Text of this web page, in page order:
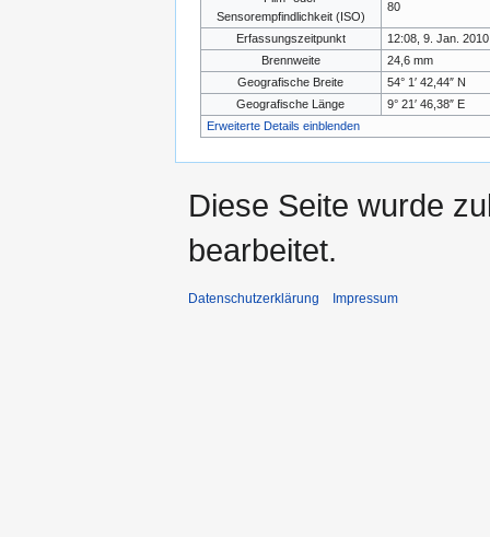
Sensorempfindlichkeit (ISO)
80
Erfassungszeitpunkt
12:08, 9. Jan. 2010
Brennweite
24,6 mm
Geografische Breite
54° 1′ 42,44″ N
Geografische Länge
9° 21′ 46,38″ E
Erweiterte Details einblenden
Diese Seite wurde
bearbeitet.
Datenschutzerklärung Impressum